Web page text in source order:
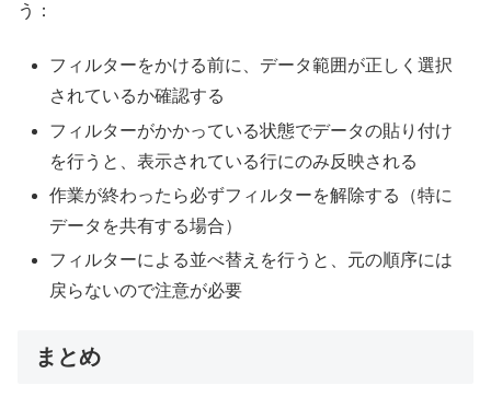
う：
フィルターをかける前に、データ範囲が正しく選択
されているか確認する
フィルターがかかっている状態でデータの貼り付け
を行うと、表示されている行にのみ反映される
作業が終わったら必ずフィルターを解除する（特に
データを共有する場合）
フィルターによる並べ替えを行うと、元の順序には
戻らないので注意が必要
まとめ